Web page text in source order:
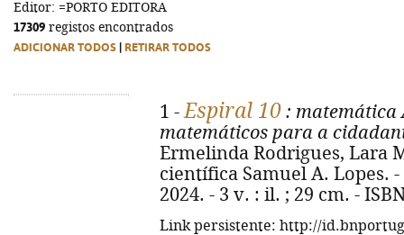
Editor: =PORTO EDITORA
17309 registos encontrados
ADICIONAR TODOS RETIRAR TODOS
1 -Espiral 10 : matemática
matemáticos para a
Ermelinda Rodrigues, Lara
científica Samuel A. Lopes.
2024. - 3 v. : il. ; 29 cm. -
Link persistente: http://